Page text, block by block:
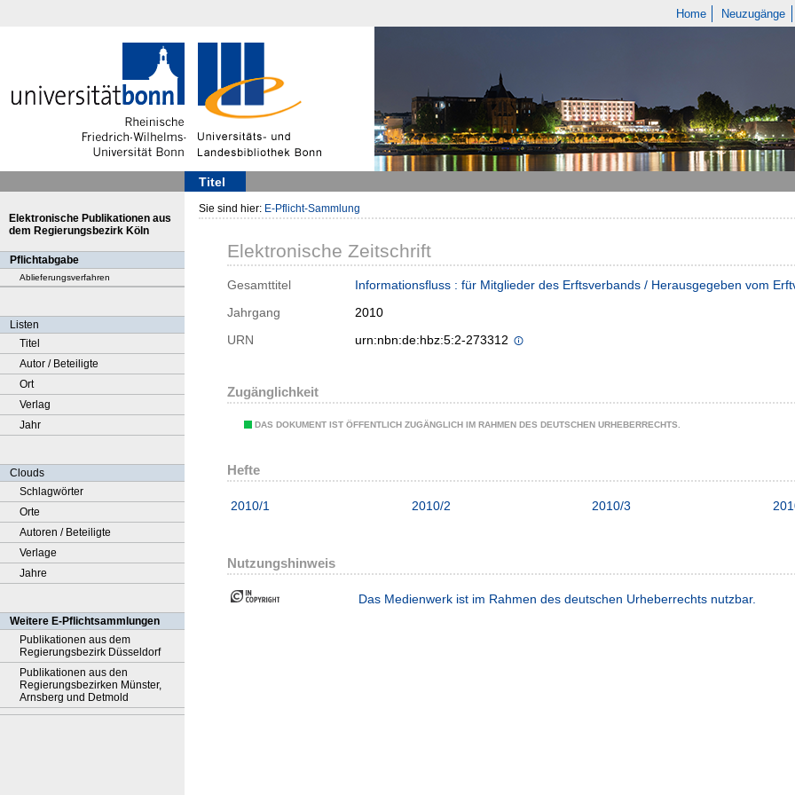
Home Neuzugänge
Titel
Elektronische Publikationen aus
dem Regierungsbezirk Köln
Pflichtabgabe
Ablieferungsverfahren
Listen
Titel
Autor / Beteiligte
Ort
Verlag
Jahr
Clouds
Schlagwörter
Orte
Autoren / Beteiligte
Verlage
Jahre
Weitere E-Pflichtsammlungen
Publikationen aus dem
Regierungsbezirk Düsseldorf
Publikationen aus den
Regierungsbezirken Münster,
Arnsberg und Detmold
Sie sind hier: E-Pflicht-Sammlung
Elektronische Zeitschrift
Gesamttitel
Informationsfluss : für Mitglieder des Erftsverbands / Herausgegeben vom
Jahrgang
2010
URN
urn:nbn:de:hbz:5:2-273312
Zugänglichkeit
DAS DOKUMENT IST ÖFFENTLICH ZUGÄNGLICH IM RAHMEN DES DEUTSCHEN URHEBERRECHTS.
Hefte
2010/1 2010/2 2010/3
Nutzungshinweis
Das Medienwerk ist im Rahmen des deutschen Urheberrechts nutzbar.